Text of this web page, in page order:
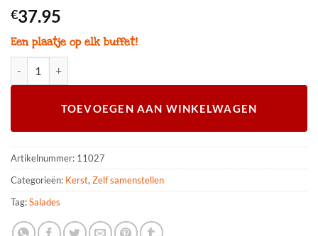
€37.95
Een plaatje op elk buffet!
TOEVOEGEN AAN WINKELWAGEN
Artikelnummer: 11027
Categorieën: Kerst, Zelf samenstellen
Tag:Salades